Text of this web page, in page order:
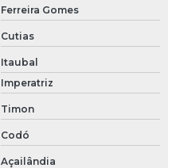
Ferreira Gomes
Cutias
Itaubal
Imperatriz
Timon
Codó
Açailândia